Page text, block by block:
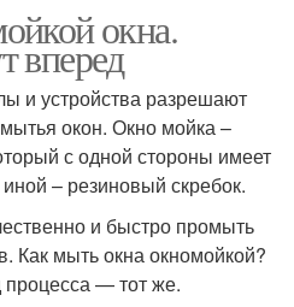
окна.
вперед
и устройства разрешают
окон. Окно мойка –
с одной стороны имеет
– резиновый скребок.
и быстро промыть
Как мыть окна окномойкой?
процесса — тот же.